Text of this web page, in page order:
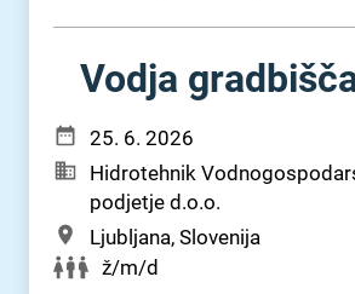
Vodja
25. 6. 2026
Hidrotehnik
podjetje d.o.o.
Ljubljana, Slovenija
ž/m/d